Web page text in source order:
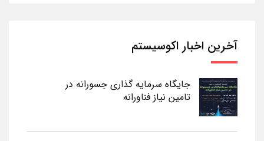
آخرین اخبار اکوسیستم
جایگاه سرمایه گذاری جسورانه در
تامین نیاز فناورانه